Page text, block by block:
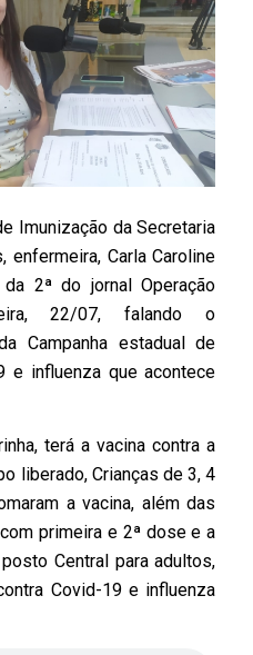
Imunização da Secretaria
enfermeira, Carla Caroline
2ª do jornal Operação
22/07, falando o
Campanha estadual de
e influenza que acontece
terá a vacina contra a
liberado, Crianças de 3, 4
a vacina, além das
primeira e 2ª dose e a
Central para adultos,
Covid-19 e influenza